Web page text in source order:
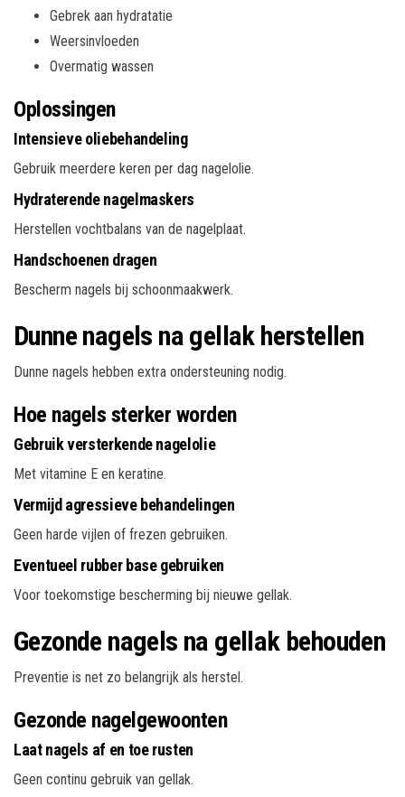
Gebrek aan hydratatie
Weersinvloeden
Overmatig wassen
Oplossingen
Intensieve oliebehandeling
Gebruik meerdere keren per dag nagelolie.
Hydraterende nagelmaskers
Herstellen vochtbalans van de nagelplaat.
Handschoenen dragen
Bescherm nagels bij schoonmaakwerk.
Dunne nagels na gellak herstellen
Dunne nagels hebben extra ondersteuning nodig.
Hoe nagels sterker worden
Gebruik versterkende nagelolie
Met vitamine E en keratine.
Vermijd agressieve behandelingen
Geen harde vijlen of frezen gebruiken.
Eventueel rubber base gebruiken
Voor toekomstige bescherming bij nieuwe gellak.
Gezonde nagels na gellak behouden
Preventie is net zo belangrijk als herstel.
Gezonde nagelgewoonten
Laat nagels af en toe rusten
Geen continu gebruik van gellak.